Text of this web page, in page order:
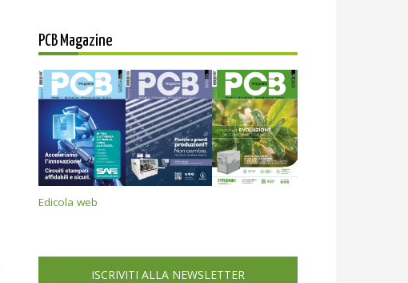
PCB Magazine
Edicola web
ISCRIVITI ALLA NEWSLETTER